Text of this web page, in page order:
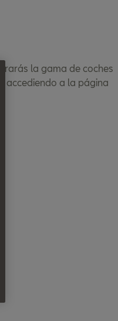
la gama de coches
accediendo a la página